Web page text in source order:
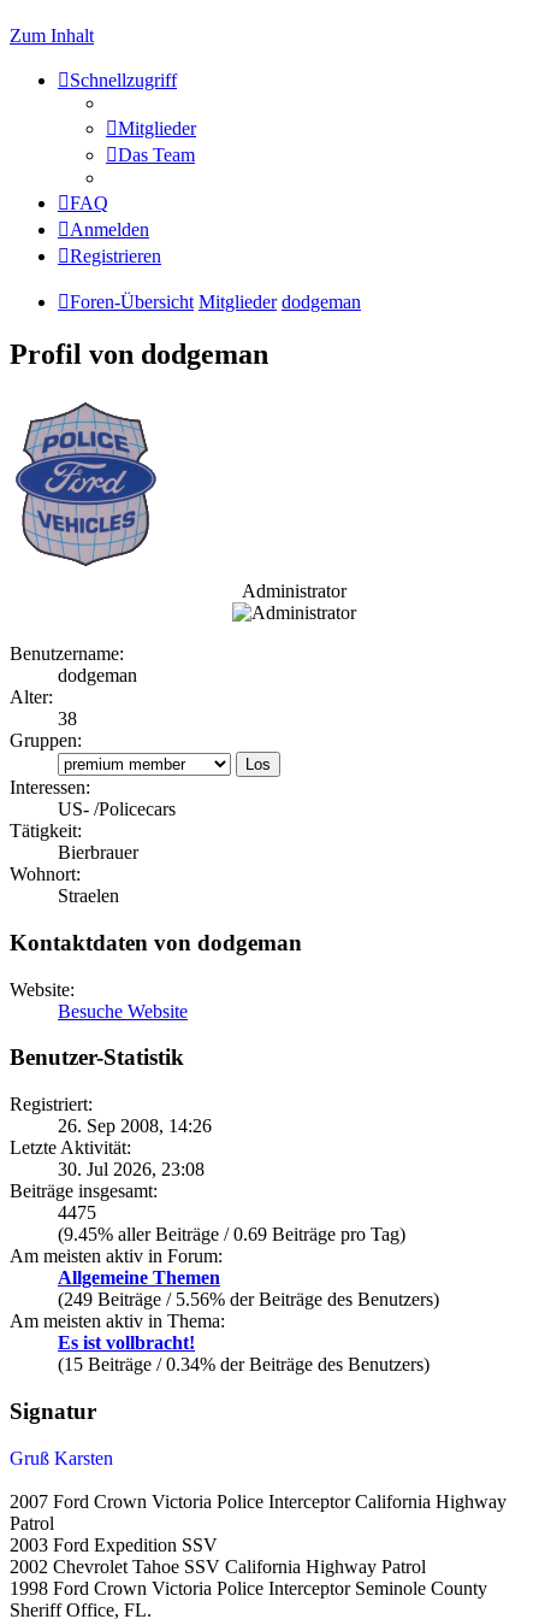
Zum Inhalt
Schnellzugriff
Mitglieder
Das Team
FAQ
Anmelden
Registrieren
Foren-Übersicht Mitglieder dodgeman
Profil von dodgeman
Administrator
Benutzername:
dodgeman
Alter:
38
Gruppen:
Interessen:
US- /Policecars
Tätigkeit:
Bierbrauer
Wohnort:
Straelen
Kontaktdaten von dodgeman
Website:
Besuche Website
Benutzer-Statistik
Registriert:
26. Sep 2008, 14:26
Letzte Aktivität:
30. Jul 2026, 23:08
Beiträge insgesamt:
4475
(9.45% aller Beiträge / 0.69 Beiträge pro Tag)
Am meisten aktiv in Forum:
Allgemeine Themen
(249 Beiträge / 5.56% der Beiträge des Benutzers)
Am meisten aktiv in Thema:
Es ist vollbracht!
(15 Beiträge / 0.34% der Beiträge des Benutzers)
Signatur
Gruß Karsten
2007 Ford Crown Victoria Police Interceptor California Highway
Patrol
2003 Ford Expedition SSV
2002 Chevrolet Tahoe SSV California Highway Patrol
1998 Ford Crown Victoria Police Interceptor Seminole County
Sheriff Office, FL.